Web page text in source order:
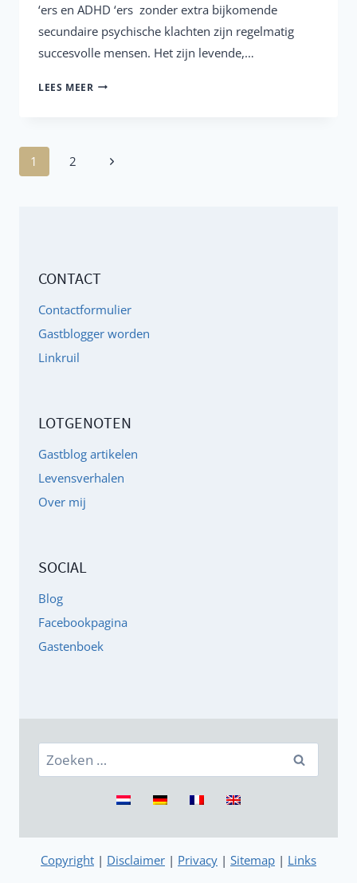
‘ers en ADHD ‘ers zonder extra bijkomende
secundaire psychische klachten zijn regelmatig
succesvolle mensen. Het zijn levende,…
LEES MEER DE
Paginanavigatie
1 2
Volgende
CONTACT
Contactformulier
Gastblogger worden
Linkruil
LOTGENOTEN
Gastblog artikelen
Levensverhalen
Over mij
SOCIAL
Blog
Facebookpagina
Gastenboek
Zoeken
naar:
Copyright | Disclaimer | Privacy | Sitemap | Links